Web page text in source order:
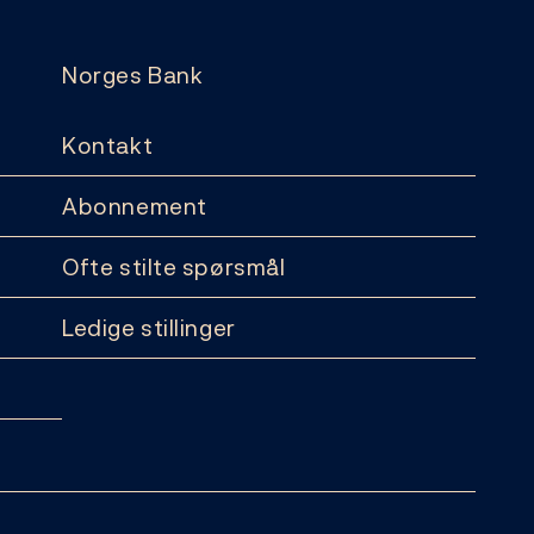
Norges Bank
Kontakt
Abonnement
Ofte stilte spørsmål
Ledige stillinger